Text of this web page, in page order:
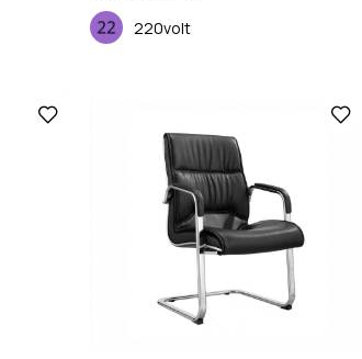
220volt